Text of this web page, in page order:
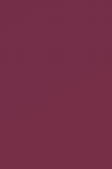
des liens.
: